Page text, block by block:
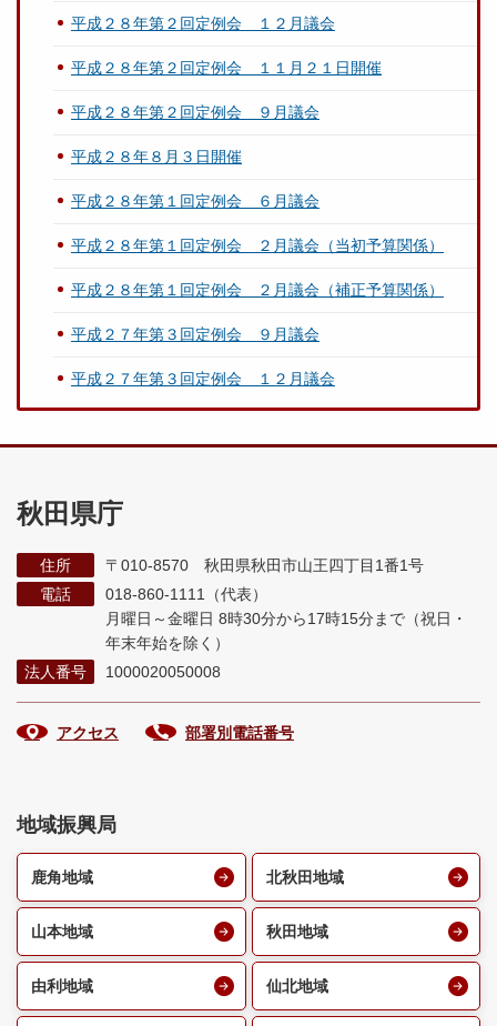
平成２８年第２回定例会 １２月議会
平成２８年第２回定例会 １１月２１日開催
平成２８年第２回定例会 ９月議会
平成２８年８月３日開催
平成２８年第１回定例会 ６月議会
平成２８年第１回定例会 ２月議会（当初予算関係）
平成２８年第１回定例会 ２月議会（補正予算関係）
平成２７年第３回定例会 ９月議会
平成２７年第３回定例会 １２月議会
秋田県庁
住所
〒010-8570 秋田県秋田市山王四丁目1番1号
電話
018-860-1111（代表）
月曜日～金曜日 8時30分から17時15分まで （祝日・
年末年始を除く）
法人番号
1000020050008
アクセス 部署別電話番号
地域振興局
鹿角地域 北秋田地域
山本地域 秋田地域
由利地域 仙北地域